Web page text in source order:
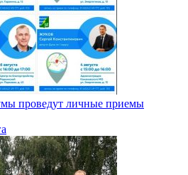
проведут личные приемы